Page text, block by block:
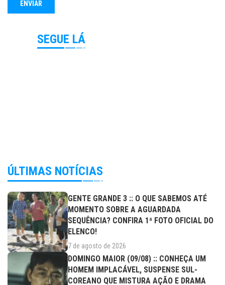
SEGUE LÁ
ÚLTIMAS NOTÍCIAS
GENTE GRANDE 3 :: O QUE SABEMOS ATÉ
MOMENTO SOBRE A AGUARDADA
SEQUÊNCIA? CONFIRA 1ª FOTO OFICIAL DO
ELENCO!
7 de agosto de 2026
DOMINGO MAIOR (09/08) :: CONHEÇA UM
HOMEM IMPLACÁVEL, SUSPENSE SUL-
COREANO QUE MISTURA AÇÃO E DRAMA